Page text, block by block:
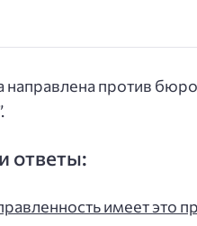
направлена против
ответы:
имеет это